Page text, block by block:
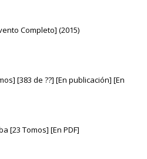
Completo] (2015)
[383 de ??] [En publicación] [En
[23 Tomos] [En PDF]